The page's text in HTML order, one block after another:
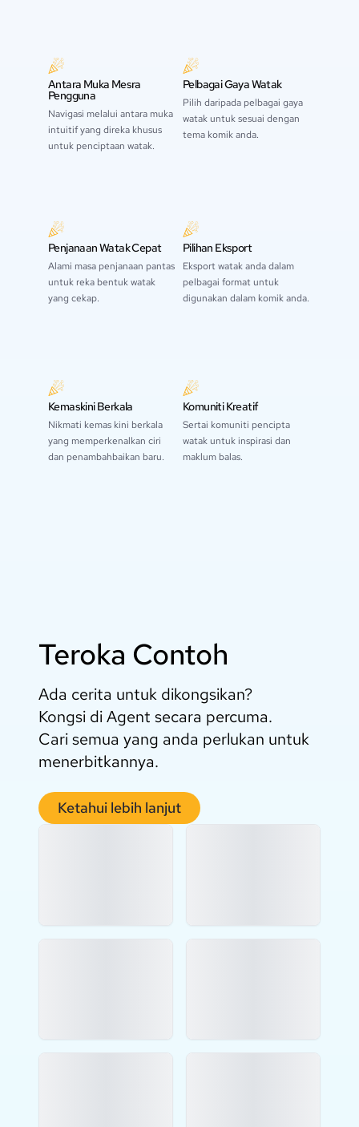
Antara Muka Mesra
Pengguna
Navigasi melalui antara muka
intuitif yang direka khusus
untuk penciptaan watak.
Pelbagai Gaya Watak
Pilih daripada pelbagai gaya
watak untuk sesuai dengan
tema komik anda.
Penjanaan Watak Cepat
Alami masa penjanaan pantas
untuk reka bentuk watak
yang cekap.
Pilihan Eksport
Eksport watak anda dalam
pelbagai format untuk
digunakan dalam komik anda.
Kemaskini Berkala
Nikmati kemas kini berkala
yang memperkenalkan ciri
dan penambahbaikan baru.
Komuniti Kreatif
Sertai komuniti pencipta
watak untuk inspirasi dan
maklum balas.
Teroka Contoh
Ada cerita untuk dikongsikan?
Kongsi di Agent secara percuma.
Cari semua yang anda perlukan untuk
menerbitkannya.
Ketahui lebih lanjut